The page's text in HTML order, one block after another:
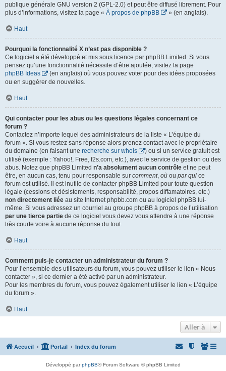
publique générale GNU version 2 (GPL-2.0) et peut être diffusé librement. Pour
plus d’informations, visitez la page « À propos de phpBB » (en anglais).
Haut
Pourquoi la fonctionnalité X n’est pas disponible ?
Ce logiciel a été développé et mis sous licence par phpBB Limited. Si vous
pensez qu’une fonctionnalité nécessite d’être ajoutée, visitez la page
phpBB Ideas
(en anglais) où vous pouvez voter pour des idées proposées
ou en suggérer de nouvelles.
Haut
Qui contacter pour les abus ou les questions légales concernant ce
forum ?
Contactez n’importe lequel des administrateurs de la liste « L’équipe du
forum ». Si vous restez sans réponse alors prenez contact avec le propriétaire
du domaine (en faisant une recherche sur whois
) ou si un service gratuit est
utilisé (exemple : Yahoo!, Free, f2s.com, etc.), avec le service de gestion ou des
abus. Notez que phpBB Limited n’a absolument aucun contrôle et ne peut
être, en aucun cas, tenu pour responsable sur comment, où ou par qui ce
forum est utilisé. Il est inutile de contacter phpBB Limited pour toute question
légale (cessions et désistements, responsabilité, propos diffamatoires, etc.)
non directement liée au site Internet phpbb.com ou au logiciel phpBB lui-
même. Si vous adressez un courriel au groupe phpBB à propos de l’utilisation
par une tierce partie de ce logiciel vous devez vous attendre à une réponse
très courte voire à aucune réponse du tout.
Haut
Comment puis-je contacter un administrateur du forum ?
Pour l’ensemble des utilisateurs du forum, vous pouvez utiliser le lien « Nous
contacter », si ce dernier a été activé par un administrateur.
Pour les membres du forum, vous pouvez également utiliser le lien « L’équipe
du forum ».
Haut
Aller à
Accueil Portail Index du forum
Développé parphpBB® Forum Software © phpBB Limited